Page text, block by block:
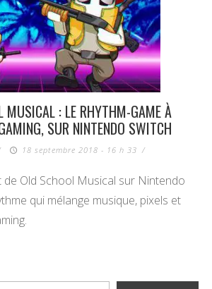
MUSICAL : LE RHYTHM-GAME À
SUR NINTENDO SWITCH
18 septembre 2018 - 16 h 33 /
Old School Musical sur Nintendo
qui mélange musique, pixels et